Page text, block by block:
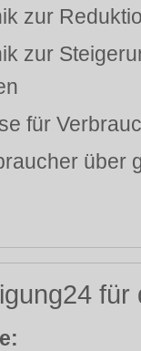
zur
zur
für
über
für